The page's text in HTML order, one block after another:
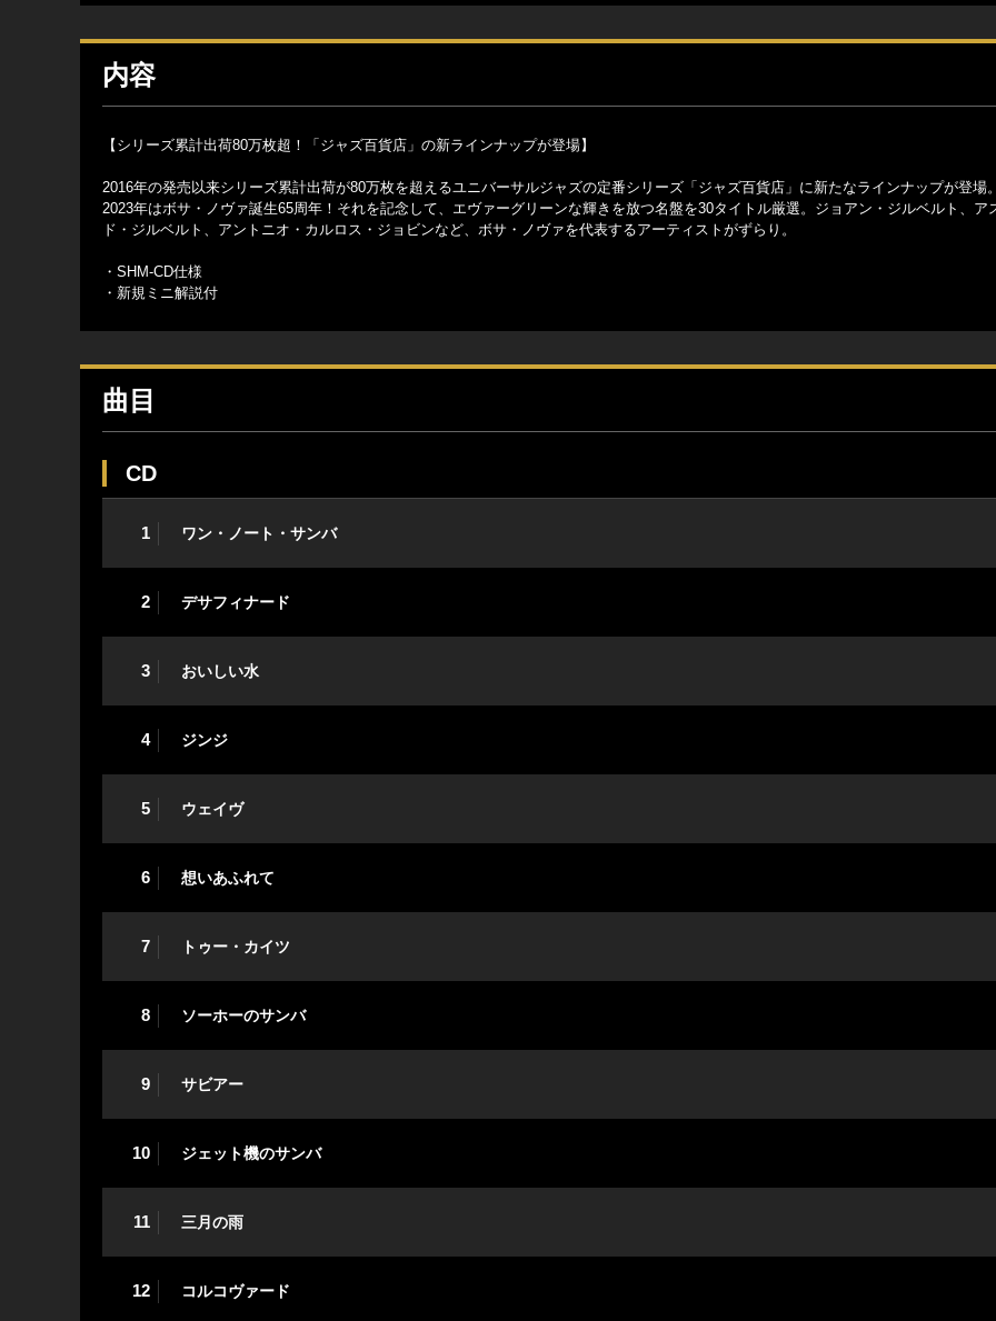
内容
【シリーズ累計出荷80万枚超！「ジャズ百貨店」の新ラインナップが登場】
2016年の発売以来シリーズ累計出荷が80万枚を超えるユニバーサルジャズの定番シリーズ「ジャズ百貨店」に新たなラインナップが登場。
2023年はボサ・ノヴァ誕生65周年！それを記念して、エヴァーグリーンな輝きを放つ名盤を30タイトル厳選。ジョアン・ジルベルト、ア
ド・ジルベルト、アントニオ・カルロス・ジョビンなど、ボサ・ノヴァを代表するアーティストがずらり。
・SHM-CD仕様
・新規ミニ解説付
曲目
CD
1 ワン・ノート・サンバ
2 デサフィナード
3 おいしい水
4 ジンジ
5 ウェイヴ
6 想いあふれて
7 トゥー・カイツ
8 ソーホーのサンバ
9 サビアー
10 ジェット機のサンバ
11 三月の雨
12 コルコヴァード